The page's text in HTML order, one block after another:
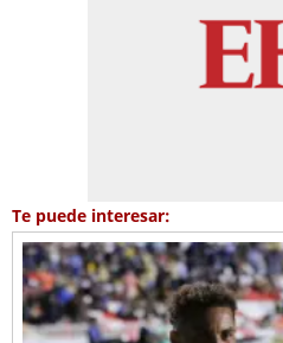
Te puede interesar: